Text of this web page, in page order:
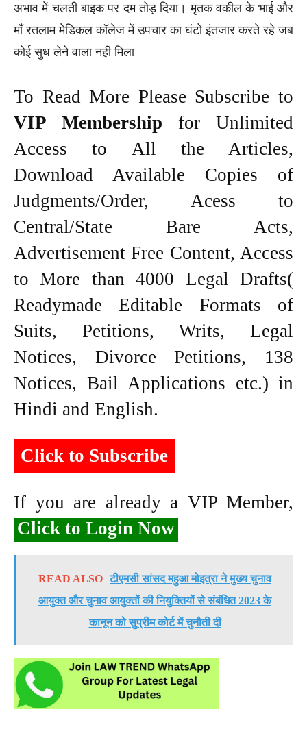
अभाव में चलती बाइक पर दम तोड़ दिया। मृतक वकील के भाई और
माँ रतलाम मेडिकल कॉलेज में उपचार का घंटो इंतजार करते रहे जब
कोई सुध लेने वाला नही मिला
To Read More Please Subscribe to
VIP Membership for Unlimited
Access to All the Articles,
Download Available Copies of
Judgments/Order, Acess to
Central/State Bare Acts,
Advertisement Free Content, Access
to More than 4000 Legal Drafts(
Readymade Editable Formats of
Suits, Petitions, Writs, Legal
Notices, Divorce Petitions, 138
Notices, Bail Applications etc.) in
Hindi and English.
Click to Subscribe
If you are already a VIP Member,
Click to Login Now
READ ALSO टीएमसी सांसद महुआ मोइत्रा ने मुख्य चुनाव
आयुक्त और चुनाव आयुक्तों की नियुक्तियों से संबंधित 2023 के
कानून को सुप्रीम कोर्ट में चुनौती दी